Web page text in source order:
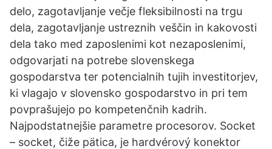
delo, zagotavljanje večje fleksibilnosti na trgu
dela, zagotavljanje ustreznih veščin in kakovosti
dela tako med zaposlenimi kot nezaposlenimi,
odgovarjati na potrebe slovenskega
gospodarstva ter potencialnih tujih investitorjev,
ki vlagajo v slovensko gospodarstvo in pri tem
povprašujejo po kompetenčnih kadrih.
Najpodstatnejšie parametre procesorov. Socket
– socket, čiže pätica, je hardvérový konektor